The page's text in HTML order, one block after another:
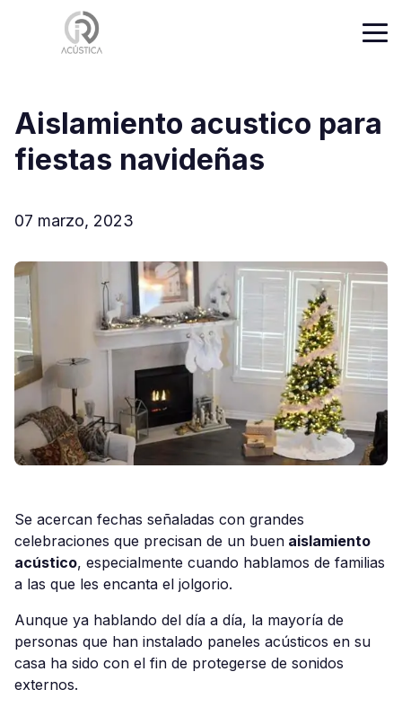
Aislamiento acustico para
fiestas navideñas
07 marzo, 2023
Se acercan fechas señaladas con grandes
celebraciones que precisan de un buen aislamiento
acústico, especialmente cuando hablamos de familias
a las que les encanta el jolgorio.
Aunque ya hablando del día a día, la mayoría de
personas que han instalado paneles acústicos en su
casa ha sido con el fin de protegerse de sonidos
externos.